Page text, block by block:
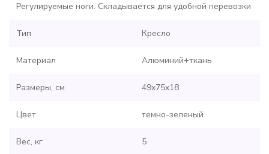
Регулируемые ноги. Складывается для удобной перевозки
Тип Кресло
Материал Алюминий+ткань
Размеры, см 49х75х18
Цвет темно-зеленый
Вес, кг 5